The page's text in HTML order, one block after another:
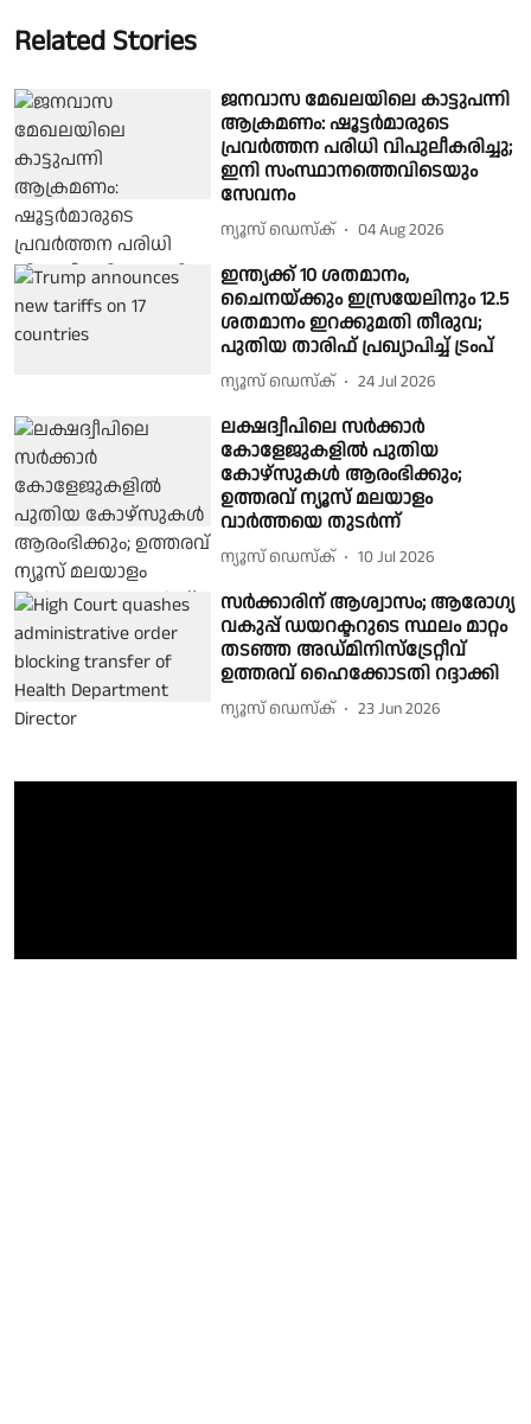
Related Stories
ജനവാസ മേഖലയിലെ കാട്ടുപന്നി
ആക്രമണം: ഷൂട്ടര്‍മാരുടെ
പ്രവര്‍ത്തന പരിധി വിപുലീകരിച്ചു;
ഇനി സംസ്ഥാനത്തെവിടെയും
സേവനം
ന്യൂസ് ഡെസ്ക് 04 Aug 2026
ഇന്ത്യക്ക് 10 ശതമാനം,
ചൈനയ്ക്കും ഇസ്രയേലിനും 12.5
ശതമാനം ഇറക്കുമതി തീരുവ;
പുതിയ താരിഫ് പ്രഖ്യാപിച്ച് ട്രംപ്
ന്യൂസ് ഡെസ്ക് 24 Jul 2026
ലക്ഷദ്വീപിലെ സര്‍ക്കാര്‍
കോളേജുകളില്‍ പുതിയ
കോഴ്സുകള്‍ ആരംഭിക്കും;
ഉത്തരവ് ന്യൂസ് മലയാളം
വാര്‍ത്തയെ തുടര്‍ന്ന്
ന്യൂസ് ഡെസ്ക് 10 Jul 2026
സർക്കാരിന് ആശ്വാസം; ആരോഗ്യ
വകുപ്പ് ഡയറക്ടറുടെ സ്ഥലം മാറ്റം
തടഞ്ഞ അഡ്മിനിസ്ട്രേറ്റീവ്
ഉത്തരവ് ഹൈക്കോടതി റദ്ദാക്കി
ന്യൂസ് ഡെസ്ക് 23 Jun 2026